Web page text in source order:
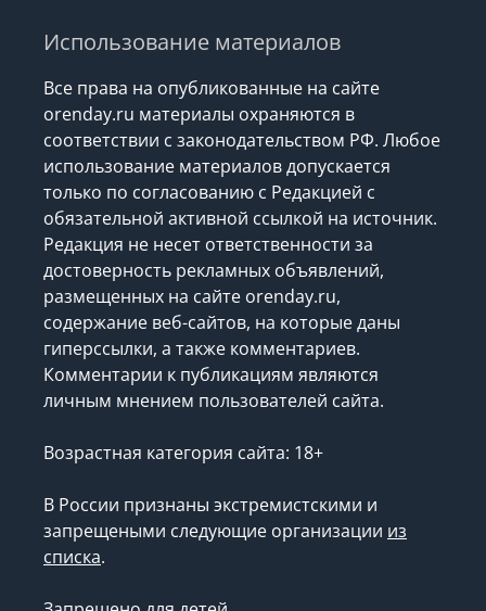
Использование материалов
Все права на опубликованные на сайте
orenday.ru материалы охраняются в
соответствии с законодательством РФ. Любое
использование материалов допускается
только по согласованию с Редакцией с
обязательной активной ссылкой на источник.
Редакция не несет ответственности за
достоверность рекламных объявлений,
размещенных на сайте orenday.ru,
содержание веб-сайтов, на которые даны
гиперссылки, а также комментариев.
Комментарии к публикациям являются
личным мнением пользователей сайта.
Возрастная категория сайта: 18+
В России признаны экстремистскими и
запрещеными следующие организации из
списка.